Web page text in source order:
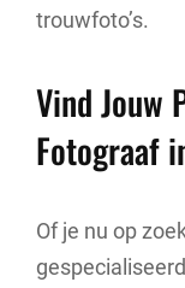
trouwfoto’s.
Vind Jouw
Fotograaf
Of je nu op